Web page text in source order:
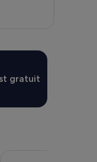
gratuit